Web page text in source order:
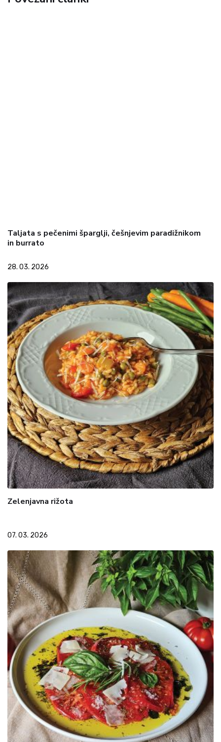
Taljata s pečenimi šparglji, češnjevim paradižnikom
in burrato
28. 03. 2026
Zelenjavna rižota
07. 03. 2026